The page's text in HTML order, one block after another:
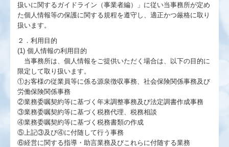
TKC経営指標（速報版）
経営者オススメ情報
最新保健・医療・福祉政策情報
税務カレンダー
リンク集
交通案内
扱いに関するガイドライン（事業者編）」に従い当事務所が定め
た個人情報等の保護に関する規程を遵守し、適正かつ厳格に取り
扱います。
２．利用目的
(1) 個人情報の利用目的
当事務所は、個人情報をご提供いただく場合は、以下の目的に
限定して取り扱います。
①お客様の従業員等に係る源泉徴収事務、社会保険関係事務及び
労働保険関係事務
②業務委嘱契約等に基づく年末調整事務及び法定調書作成事務
③業務委嘱契約等に基づく税務代理、税務相談
④業務委嘱契約等に基づく税務書類の作成
⑤上記③及び④に付随して行う事務
⑥経営に関する指導・助言業務及びこれらに付随する業務